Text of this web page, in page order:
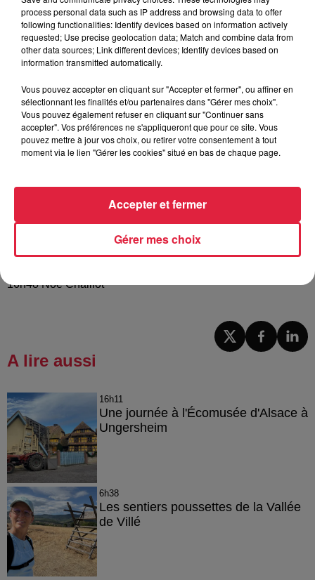
de disparition et connaissant un fort déclin continu
depuis plusieurs décennies liéaux aménagement
humains réalisés sur les fleuves. La communauté
scientifique alerte constamment
pour mission de participer à une« stratégie nationale »liée
à la gestion des poissons migrateurs. Cette action est
encadrée parle ministère de l’environnement et du
développement durable. A l’échelle internationale :1 000
œuvrent dans le monde entier pour proposer
l’objectif principal de la Journée mondiale des poissons
16h48 Noé Chaillot
A lire aussi
16h11
Une journée à l'Écomusée d'Alsace à
Ungersheim
6h38
Les sentiers poussettes de la Vallée
de Villé
process personal data such as IP address and browsing data to offer
following functionalities: Identify devices based on information actively
requested; Use precise geolocation data; Match and combine data from
other data sources; Link different devices; Identify devices based on
information transmitted automatically.
Vous pouvez accepter en cliquant sur "Accepter et fermer", ou affiner en
sélectionnant les finalités et/ou partenaires dans "Gérer mes choix".
Vous pouvez également refuser en cliquant sur "Continuer sans
accepter". Vos préférences ne s'appliqueront que pour ce site. Vous
pouvez mettre à jour vos choix, ou retirer votre consentement à tout
moment via le lien "Gérer les cookies" situé en bas de chaque page.
Gérer mes choix
Accepter et fermer